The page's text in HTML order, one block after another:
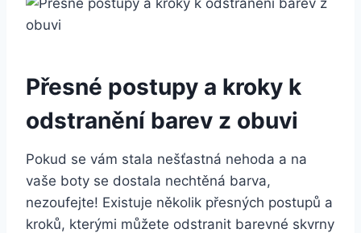
Přesné postupy a⁤ kroky k
odstranění barev z obuvi
Pokud se vám stala‌ nešťastná nehoda a na
vaše ‌boty se dostala nechtěná⁤ barva,
nezoufejte! Existuje několik přesných⁣ postupů‍ a
kroků, kterými ⁢můžete odstranit barevné skvrny